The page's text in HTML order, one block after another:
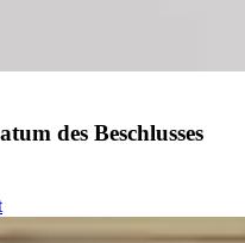
des Beschlusses